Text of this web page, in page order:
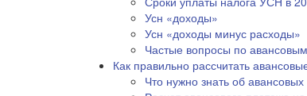
Усн «доходы»
Усн «доходы минус расходы»
Частые вопросы по
Как правильно рассчитать
Что нужно знать об